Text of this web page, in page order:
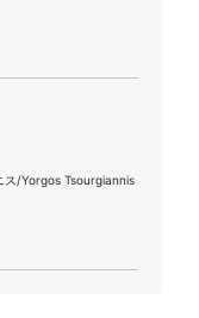
ス/Yorgos Tsourgiannis